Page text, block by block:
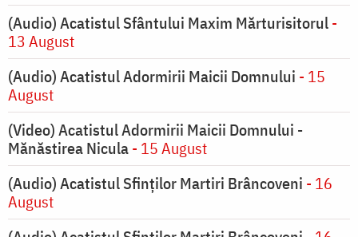
(Audio) Acatistul Sfântului Maxim Mărturisitorul-
13 August
(Audio) Acatistul Adormirii Maicii Domnului - 15
August
(Video) Acatistul Adormirii Maicii Domnului -
Mănăstirea Nicula- 15 August
(Audio) Acatistul Sfinților Martiri Brâncoveni - 16
August